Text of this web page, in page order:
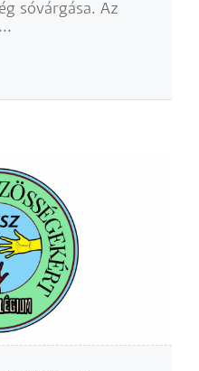
sóvárgása. Az